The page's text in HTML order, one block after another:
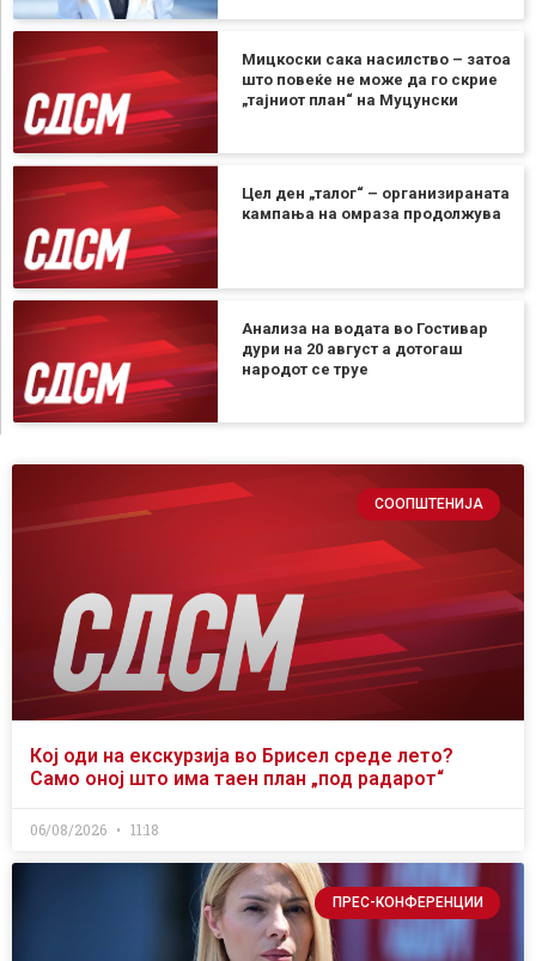
Мицкоски сака насилство – затоа
што повеќе не може да го скрие
„тајниот план“ на Муцунски
Цел ден „талог“ – организираната
кампања на омраза продолжува
Анализа на водата во Гостивар
дури на 20 август а дотогаш
народот се труе
СООПШТЕНИЈА
Кој оди на екскурзија во Брисел среде лето?
Само оној што има таен план „под радарот“
06/08/2026 11:18
ПРЕС-КОНФЕРЕНЦИИ